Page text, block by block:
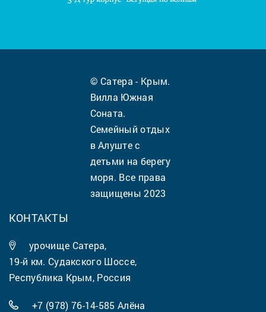
© Сатера - Крым.
Вилла Южная
Соната.
Семейный отдых
в Алуште с
детьми на берегу
моря. Все права
защищены 2023
КОНТАКТЫ
урочище Сатера,
19-й км. Судакского Шоссе,
Республика Крым, Россия
+7 (978) 76-14-585 Алёна